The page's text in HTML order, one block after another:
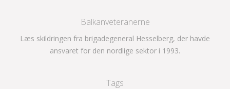
Balkanveteranerne
Læs skildringen fra brigadegeneral Hesselberg, der havde
ansvaret for den nordlige sektor i 1993.
Tags